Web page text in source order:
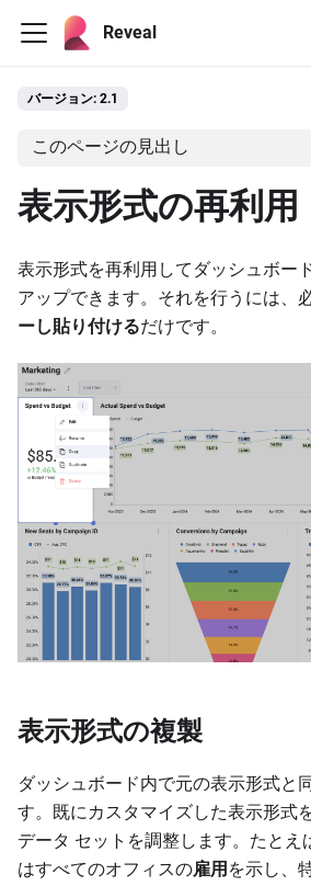
Reveal
バージョン: 2.1
このページの見出し
表示形式の再利用
表示形式を再利用してダッシュボー
アップできます。それを行うには、
ーし貼り付けるだけです。
表示形式の複製
ダッシュボード内で元の表示形式と
す。既にカスタマイズした表示形式
データ セットを調整します。たとえ
はすべてのオフィスの雇用 を示し、